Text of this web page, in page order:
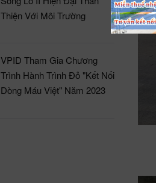
Thiện Với Môi Trường
VPID Tham Gia Chương
Trình Hành Trình Đỏ "Kết Nối
Dòng Máu Việt" Năm 2023